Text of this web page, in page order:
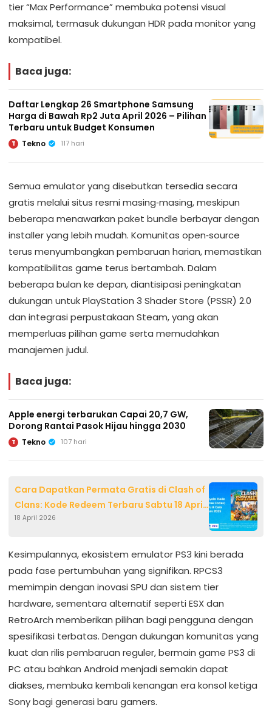
tier “Max Performance” membuka potensi visual
maksimal, termasuk dukungan HDR pada monitor yang
kompatibel.
Baca juga:
Daftar Lengkap 26 Smartphone Samsung
Harga di Bawah Rp2 Juta April 2026 – Pilihan
Terbaru untuk Budget Konsumen
T Tekno 117 hari
Semua emulator yang disebutkan tersedia secara
gratis melalui situs resmi masing‑masing, meskipun
beberapa menawarkan paket bundle berbayar dengan
installer yang lebih mudah. Komunitas open‑source
terus menyumbangkan pembaruan harian, memastikan
kompatibilitas game terus bertambah. Dalam
beberapa bulan ke depan, diantisipasi peningkatan
dukungan untuk PlayStation 3 Shader Store (PSSR) 2.0
dan integrasi perpustakaan Steam, yang akan
memperluas pilihan game serta memudahkan
manajemen judul.
Baca juga:
Apple energi terbarukan Capai 20,7 GW,
Dorong Rantai Pasok Hijau hingga 2030
T Tekno 107 hari
Cara Dapatkan Permata Gratis di Clash of
Clans: Kode Redeem Terbaru Sabtu 18 April
2026
18 April 2026
Kesimpulannya, ekosistem emulator PS3 kini berada
pada fase pertumbuhan yang signifikan. RPCS3
memimpin dengan inovasi SPU dan sistem tier
hardware, sementara alternatif seperti ESX dan
RetroArch memberikan pilihan bagi pengguna dengan
spesifikasi terbatas. Dengan dukungan komunitas yang
kuat dan rilis pembaruan reguler, bermain game PS3 di
PC atau bahkan Android menjadi semakin dapat
diakses, membuka kembali kenangan era konsol ketiga
Sony bagi generasi baru gamers.